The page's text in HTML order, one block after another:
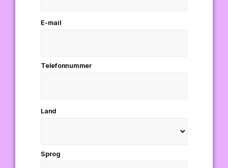
E-mail
Telefonnummer
Land
Sprog